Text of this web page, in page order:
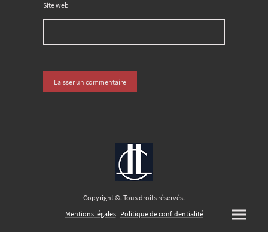
Site web
Copyright ©. Tous droits réservés.
Mentions légales| Politique de confidentialité